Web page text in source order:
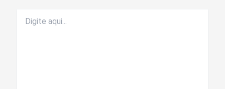
aqui...